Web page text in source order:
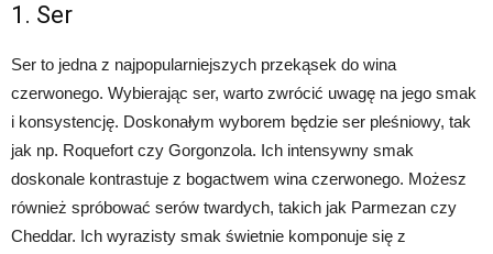
1. Ser
Ser to jedna z najpopularniejszych przekąsek do wina
czerwonego. Wybierając ser, warto zwrócić uwagę na jego smak
i konsystencję. Doskonałym wyborem będzie ser pleśniowy, tak
jak np. Roquefort czy Gorgonzola. Ich intensywny smak
doskonale kontrastuje z bogactwem wina czerwonego. Możesz
również spróbować serów twardych, takich jak Parmezan czy
Cheddar. Ich wyrazisty smak świetnie komponuje się z